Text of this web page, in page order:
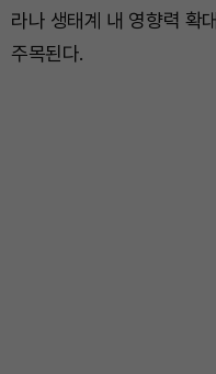
라나 생태계 내 영향력 확
주목된다.